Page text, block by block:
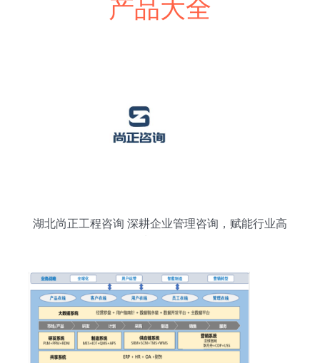
产品大全
湖北尚正工程咨询 深耕企业管理咨询，赋能行业高